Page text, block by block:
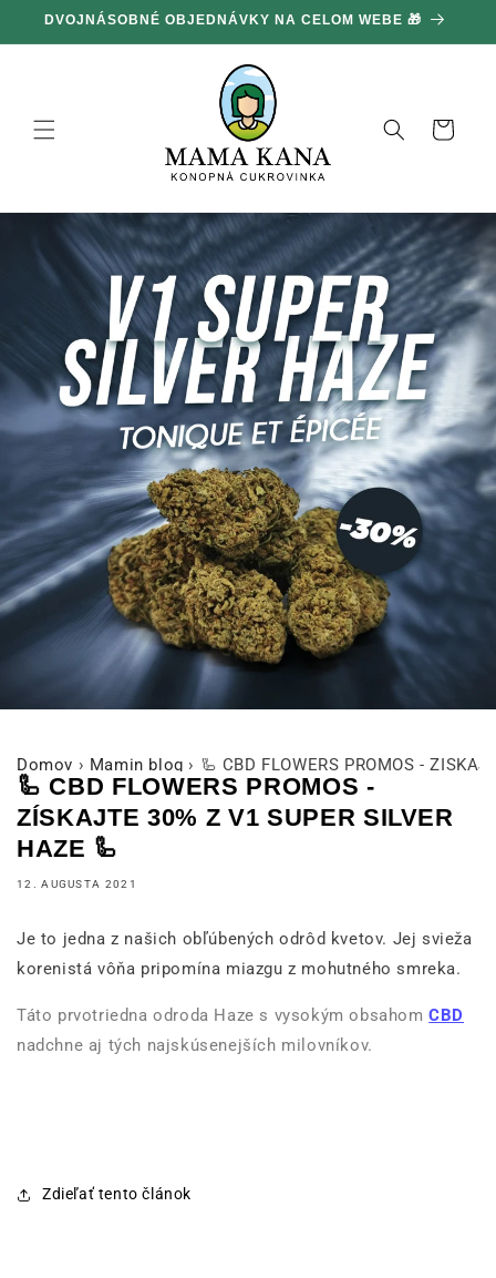
a prejsť
na obsah
DVOJNÁSOBNÉ OBJEDNÁVKY NA CELOM WEBE 🎁
Košík
Domov › Mamin blog › 🦾 CBD FLOWERS PROMOS -
🦾 CBD FLOWERS PROMOS -
ZÍSKAJTE 30% Z V1 SUPER SILVER
HAZE 🦾
12. AUGUSTA 2021
Je to jedna z našich obľúbených odrôd kvetov. Jej svieža
korenistá vôňa pripomína miazgu z mohutného smreka.
Táto prvotriedna odroda Haze s vysokým obsahomCBD
nadchne aj tých najskúsenejších milovníkov.
Zdieľať tento článok